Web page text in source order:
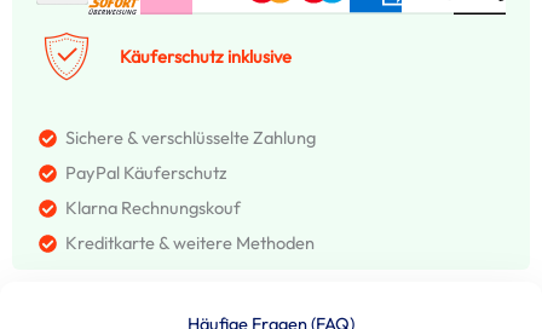
Käuferschutz inklusive
Sichere & verschlüsselte Zahlung
PayPal Käuferschutz
Klarna Rechnungskouf
Kreditkarte & weitere Methoden
Häufige Fragen (FAQ)